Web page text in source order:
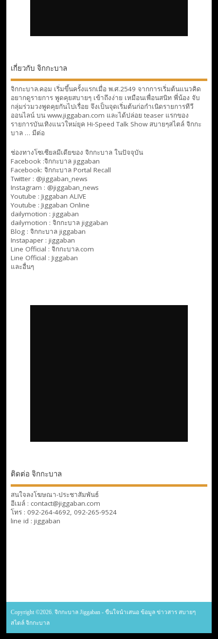
เกี่ยวกับ จิกกะบาล
จิกกะบาล.คอม เริ่มขึ้นครั้งแรกเมื่อ พ.ศ.2549 จากการเริ่มต้นแนวคิด
อยากดูรายการ พูดคุยสบายๆ เข้าถึงง่าย เหมือนเพื่อนสนิท พี่น้อง จับ
กลุ่มร่วมวงพูดคุยกันไปเรื่อย จึงเป็นจุดเริ่มต้นก่อกำเนิดรายการทีวี
ออนไลน์ บน www.jiggaban.com และได้ปล่อย teaser แรกของ
รายการบันเทิงแนวใหม่ยุค Hi-Speed Talk Show สบายๆสไตล์ จิกกะ
บาล … มีต่อ
ช่องทางโซเซียลมีเดียของ จิกกะบาล ในปัจจุบัน
Facebook :จิกกะบาล jiggaban
Facebook: จิกกะบาล Portal Recall
Twitter : @jiggaban_news
Instagram : @jiggaban_news
Youtube : Jiggaban ALIVE
Youtube : Jiggaban Online
dailymotion : jiggaban
dailymotion : จิกกะบาล jiggaban
Blog : จิกกะบาล jiggaban
Instapaper : jiggaban
Line Official : จิกกะบาล.com
Line Official : Jiggaban
และอื่นๆ
ติดต่อ จิกกะบาล
สนใจลงโฆษณา-ประชาสัมพันธ์
อีเมล์ : contact@jiggaban.com
โทร : 092-264-4692, 092-265-9524
line id : jiggaban
Copyright ©2026. จิกกะบาล Jiggaban - ขืนใจนำเสนอ ข้อมูล ข่าวสาร สบายๆ
สไตล์ จิกกะบาล